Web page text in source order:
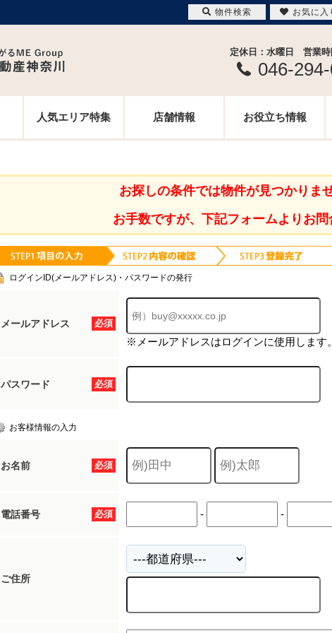
定休日：水曜日 営業
046-
人気エリア特集 店舗情報 お役立ち情報
お探しの条件では物件が見つかりま
お手数ですが、下記フォームよりお問
ログインID(メールアドレス)・パスワードの発行
必須
メールアドレス
※メールアドレスはログインに使用します。
必須
パスワード
お客様情報の入力
必須
お名前
必須
電話番号 - -
ご住所
物件検索 お気に入